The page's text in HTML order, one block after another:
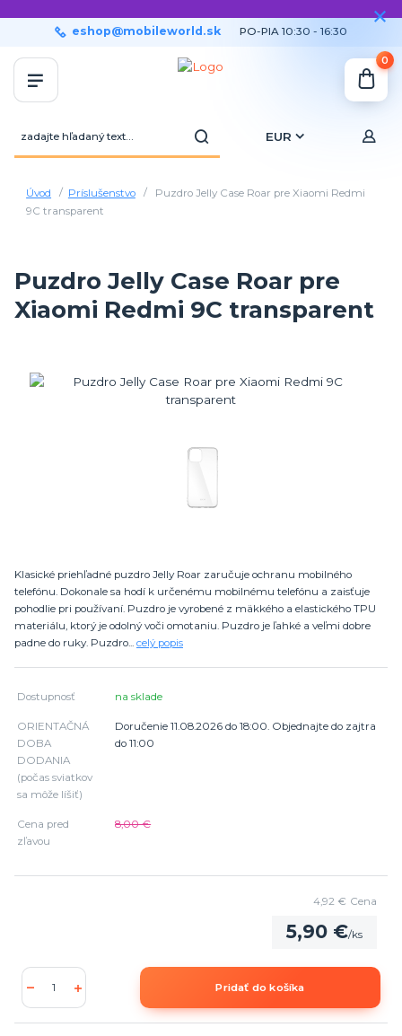
EUR
eshop@mobileworld.sk PO-PIA 10:30 - 16:30
0
Úvod Príslušenstvo
Puzdro Jelly Case Roar pre Xiaomi Redmi
9C transparent
Puzdro Jelly Case Roar pre
Xiaomi Redmi 9C transparent
Klasické priehľadné puzdro Jelly Roar zaručuje ochranu mobilného
telefónu. Dokonale sa hodí k určenému mobilnému telefónu a zaisťuje
pohodlie pri používaní. Puzdro je vyrobené z mäkkého a elastického TPU
materiálu, ktorý je odolný voči omotaniu. Puzdro je ľahké a veľmi dobre
padne do ruky. Puzdro... celý popis
Dostupnosť na sklade
ORIENTAČNÁ
DOBA
DODANIA
(počas sviatkov
sa môže líšiť)
Doručenie 11.08.2026 do 18:00. Objednajte do zajtra
do 11:00
Cena pred
zľavou
8,00 €
5,90 €/ks
4,92 € Cena
Pridať do košíka